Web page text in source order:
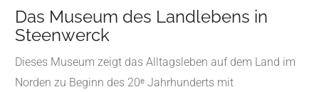
Das Museum des Landlebens in
Steenwerck
Dieses Museum zeigt das Alltagsleben auf dem Land im
Norden zu Beginn des 20ᵉ Jahrhunderts mit